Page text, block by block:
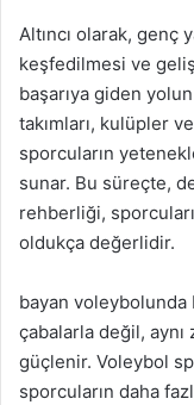
Altıncı olarak, genç
keşfedilmesi ve
başarıya giden
takımları, kulüpler
sporcuların
sunar. Bu süreçte,
rehberliği,
oldukça değerlidir.
bayan voleybolunda
çabalarla değil,
güçlenir. Voleybol
sporcuların daha